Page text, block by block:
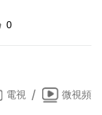
0
電視 / 微視頻